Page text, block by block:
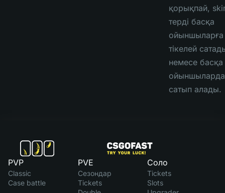
қорықпай,
терді басқа
ойыншыларға
тікелей
немесе басқа
сатып алады.
PVP
Classic
Case battle
PVE
Сезондар
Tickets
Соло
Tickets
Slots